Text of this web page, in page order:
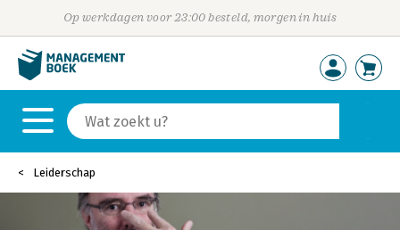
Op werkdagen voor 23:00 besteld, morgen in huis
Leiderschap